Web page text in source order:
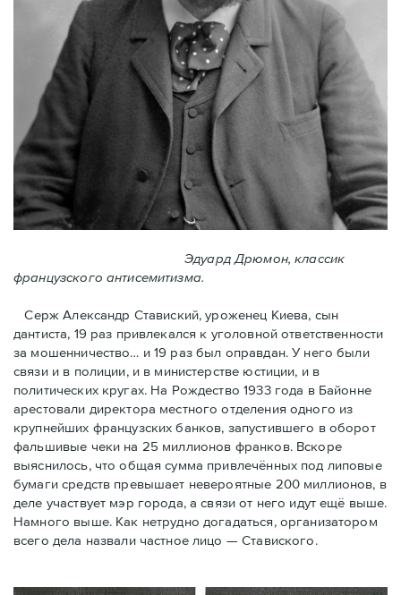
Эдуард Дрюмон, классик
французского антисемитизма.
Серж Александр Ставиский, уроженец Киева, сын
дантиста, 19 раз привлекался к уголовной ответственности
за мошенничество… и 19 раз был оправдан. У него были
связи и в полиции, и в министерстве юстиции, и в
политических кругах. На Рождество 1933 года в Байoнне
арестовали директора местного отделения одного из
крупнейших французских банков, запустившего в оборот
фальшивые чеки на 25 миллионов франков. Вскоре
выяснилось, что общая сумма привлечённых под липовые
бумаги средств превышает невероятные 200 миллионов, в
деле участвует мэр города, a связи от него идут ещё выше.
Намного выше. Как нетрудно догадаться, организатором
всего дела назвали частное лицо — Ставиского.